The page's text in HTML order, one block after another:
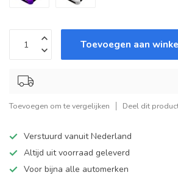
Toevoegen aan
Toevoegen om te vergelijken Deel dit
Verstuurd vanuit Nederland
Altijd uit voorraad geleverd
Voor bijna alle automerken